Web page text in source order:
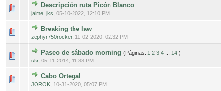
Descripción ruta Picón Blanco
jaime_jks 05-10-2022, 12:10 PM
0 voto(s) - Media 0 de 5
123 45
Breaking the law
zephyr750rocker, 11-02-2020, 02:32 PM
0 voto(s) - Media 0 de 5
Paseo de sábado morning (Páginas: 1 2 3 4 14 )
skr, 05-11-2014, 11:33 PM
0 voto(s) - Media 0 de 5
12345
Cabo Ortegal
JOROK 10-31-2020, 05:07 PM
0 voto(s) - Media 0 de 5